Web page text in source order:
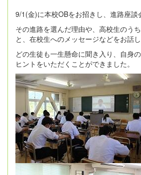
9/1(金)に本校OBをお招きし、進路座談
その進路を選んだ理由や、高校生のう
と、在校生へのメッセージなどをお話
どの生徒も一生懸命に聞き入り、自身
ヒントをいただくことができました。